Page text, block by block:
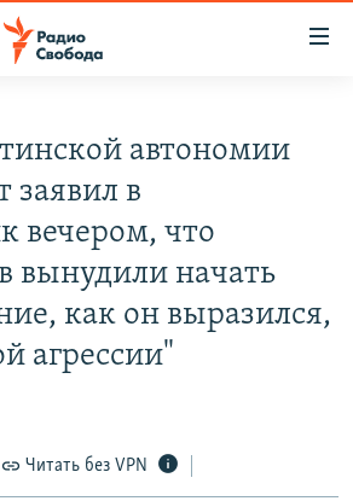
автономии
заявил в
вечером, что
вынудили начать
как он выразился,
агрессии"
Читать без VPN